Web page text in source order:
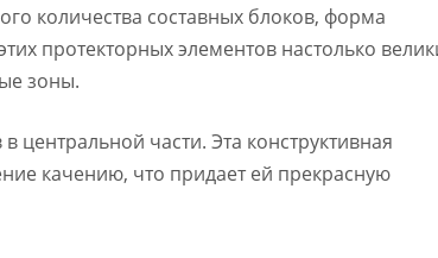
количества составных блоков, форма
протекторных элементов настолько
зоны.
центральной части. Эта конструктивная
качению, что придает ей прекрасную